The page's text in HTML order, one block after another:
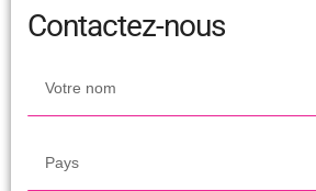
Contactez-nous